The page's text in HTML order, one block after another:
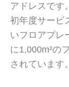
アドレスです。
初年度サービ
いフロアプレ
に1,000m²の
されています。